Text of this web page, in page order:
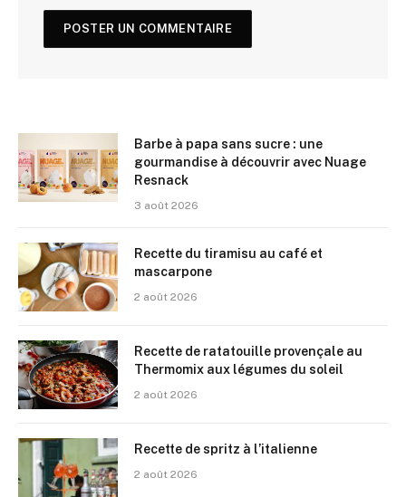
Barbe à papa sans sucre : une
gourmandise à découvrir avec Nuage
Resnack
3 août 2026
Recette du tiramisu au café et
mascarpone
2 août 2026
Recette de ratatouille provençale au
Thermomix aux légumes du soleil
2 août 2026
Recette de spritz à l’italienne
2 août 2026